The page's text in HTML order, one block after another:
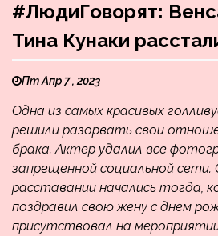
#ЛюдиГоворят:
Тина Кунаки
Пт Апр 7 , 2023
Одна из самых красивых
решили разорвать свои
брака. Актер удалил все
запрещенной социальной сети.
расставании начались тогда,
поздравил свою жену с днем
присутствовал на